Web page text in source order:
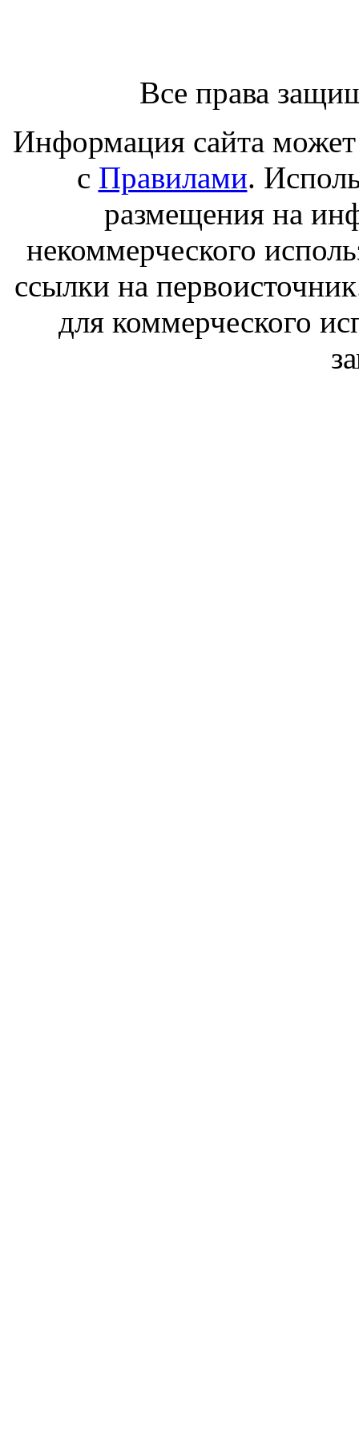
Все права
Информация сайта может
с Правилами.
размещения на
некоммерческого
ссылки на
для коммерческого